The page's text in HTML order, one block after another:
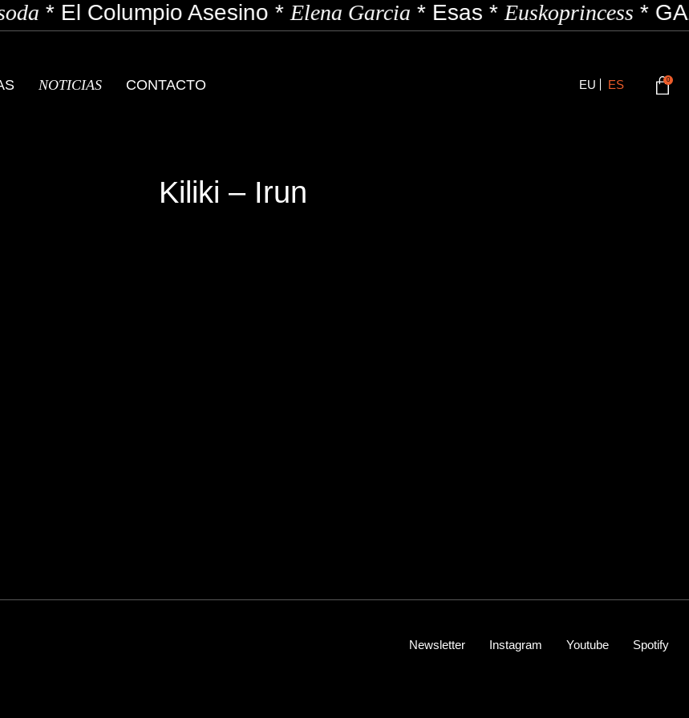
*El Columpio Asesino*Elena Garcia*Esas*Euskoprincess*
NOTICIAS CONTACTO EU ES 0
Kiliki – Irun
Newsletter Instagram Youtube Spotify